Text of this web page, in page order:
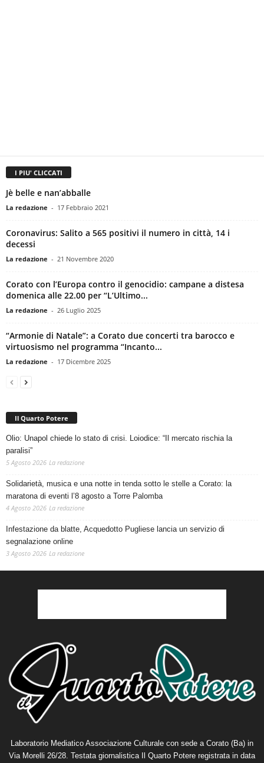
I PIU' CLICCATI
Jè belle e nan’abballe
La redazione - 17 Febbraio 2021
Coronavirus: Salito a 565 positivi il numero in città, 14 i
decessi
La redazione - 21 Novembre 2020
Corato con l’Europa contro il genocidio: campane a distesa
domenica alle 22.00 per “L’Ultimo...
La redazione - 26 Luglio 2025
“Armonie di Natale”: a Corato due concerti tra barocco e
virtuosismo nel programma “Incanto...
La redazione - 17 Dicembre 2025
Il Quarto Potere
Olio: Unapol chiede lo stato di crisi. Loiodice: “Il mercato rischia la
paralisi”
5 Agosto 2026 La redazione
Solidarietà, musica e una notte in tenda sotto le stelle a Corato: la
maratona di eventi l’8 agosto a Torre Palomba
4 Agosto 2026 La redazione
Infestazione da blatte, Acquedotto Pugliese lancia un servizio di
segnalazione online
3 Agosto 2026 La redazione
Laboratorio Mediatico Associazione Culturale con sede a Corato (Ba) in
Via Morelli 26/28. Testata giornalistica Il Quarto Potere registrata in data